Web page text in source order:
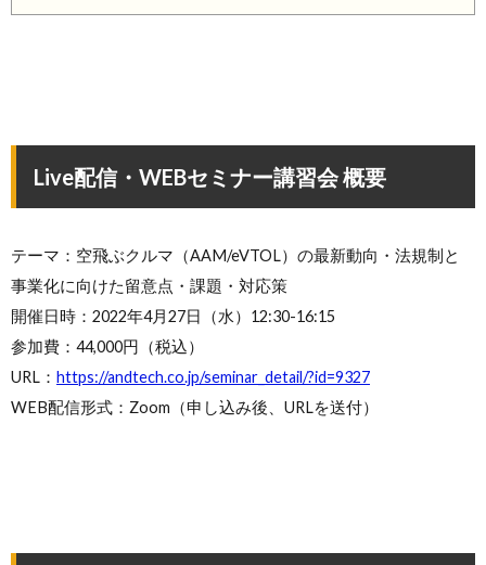
Live配信・WEBセミナー講習会 概要
テーマ：空飛ぶクルマ（AAM/eVTOL）の最新動向・法規制と
事業化に向けた留意点・課題・対応策
開催日時：2022年4月27日（水）12:30-16:15
参加費：44,000円（税込）
URL： https://andtech.co.jp/seminar_detail/?id=9327
WEB配信形式：Zoom（申し込み後、URLを送付）